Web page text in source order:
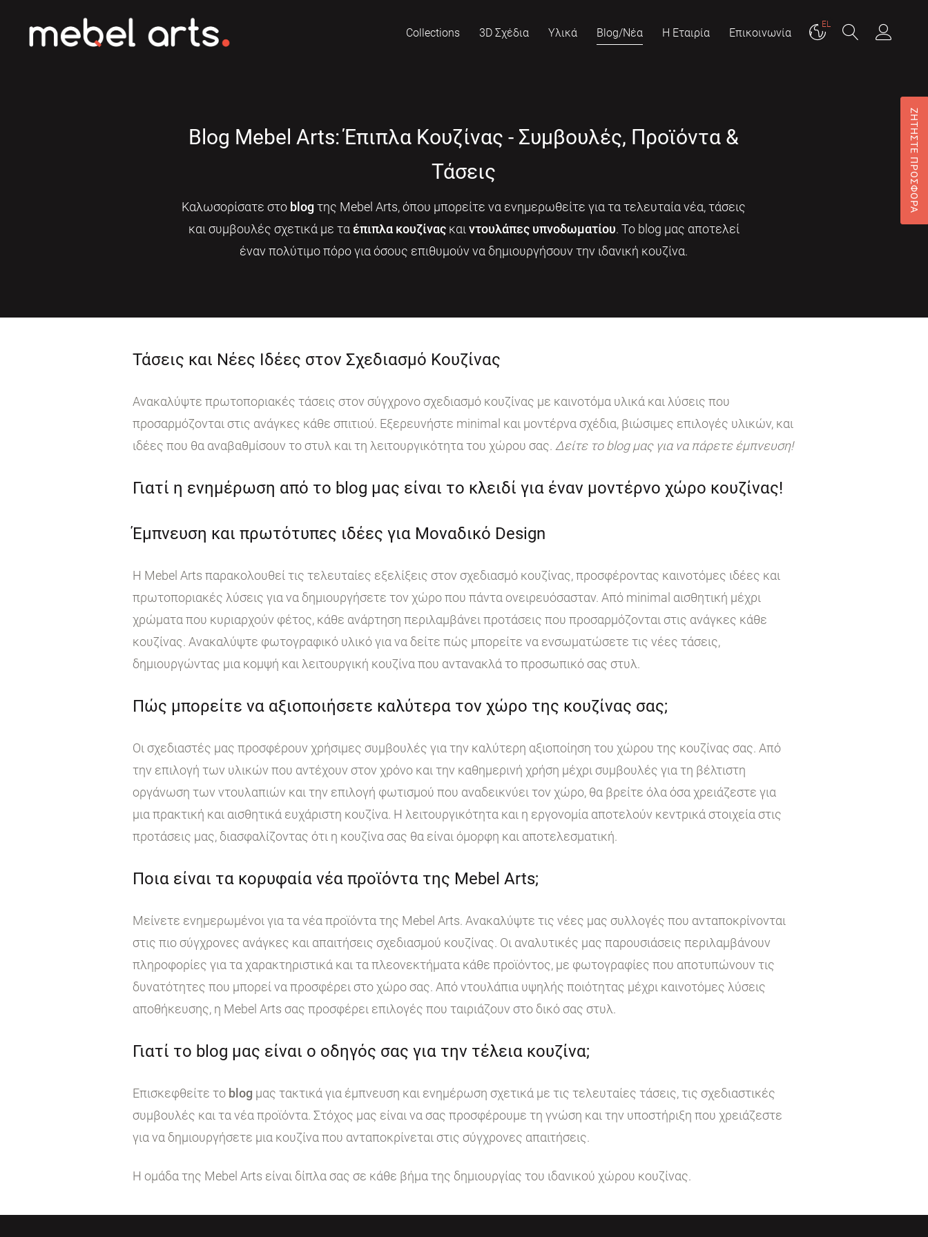
Collections 3D Σχέδια Υλικά Blog/Νέα Η Εταιρία Επικοινωνία
EL
Blog Mebel Arts: Έπιπλα Κουζίνας - Συμβουλές, Προϊόντα &
Τάσεις
Καλωσορίσατε στο blogτης Mebel Arts, όπου μπορείτε να ενημερωθείτε για τα τελευταία νέα, τάσεις
και συμβουλές σχετικά με τα έπιπλα κουζίναςκαι ντουλάπες υπνοδωματίου. Το blog μας αποτελεί
έναν πολύτιμο πόρο για όσους επιθυμούν να δημιουργήσουν την ιδανική κουζίνα.
Τάσεις και Νέες Ιδέες στον Σχεδιασμό Κουζίνας
Ανακαλύψτε πρωτοποριακές τάσεις στον σύγχρονο σχεδιασμό κουζίνας με καινοτόμα υλικά και λύσεις που
προσαρμόζονται στις ανάγκες κάθε σπιτιού. Εξερευνήστε minimal και μοντέρνα σχέδια, βιώσιμες επιλογές υλικών, και
ιδέες που θα αναβαθμίσουν το στυλ και τη λειτουργικότητα του χώρου σας. Δείτε το blog μας για να πάρετε έμπνευση!
Γιατί η ενημέρωση από το blog μας είναι το κλειδί για έναν μοντέρνο χώρο κουζίνας!
Έμπνευση και πρωτότυπες ιδέες για Μοναδικό Design
Η Mebel Arts παρακολουθεί τις τελευταίες εξελίξεις στον σχεδιασμό κουζίνας, προσφέροντας καινοτόμες ιδέες και
πρωτοποριακές λύσεις για να δημιουργήσετε τον χώρο που πάντα ονειρευόσασταν. Από minimal αισθητική μέχρι
χρώματα που κυριαρχούν φέτος, κάθε ανάρτηση περιλαμβάνει προτάσεις που προσαρμόζονται στις ανάγκες κάθε
κουζίνας. Ανακαλύψτε φωτογραφικό υλικό για να δείτε πώς μπορείτε να ενσωματώσετε τις νέες τάσεις,
δημιουργώντας μια κομψή και λειτουργική κουζίνα που αντανακλά το προσωπικό σας στυλ.
Πώς μπορείτε να αξιοποιήσετε καλύτερα τον χώρο της κουζίνας σας;
Οι σχεδιαστές μας προσφέρουν χρήσιμες συμβουλές για την καλύτερη αξιοποίηση του χώρου της κουζίνας σας. Από
την επιλογή των υλικών που αντέχουν στον χρόνο και την καθημερινή χρήση μέχρι συμβουλές για τη βέλτιστη
οργάνωση των ντουλαπιών και την επιλογή φωτισμού που αναδεικνύει τον χώρο, θα βρείτε όλα όσα χρειάζεστε για
μια πρακτική και αισθητικά ευχάριστη κουζίνα. Η λειτουργικότητα και η εργονομία αποτελούν κεντρικά στοιχεία στις
προτάσεις μας, διασφαλίζοντας ότι η κουζίνα σας θα είναι όμορφη και αποτελεσματική.
Ποια είναι τα κορυφαία νέα προϊόντα της Mebel Arts;
Μείνετε ενημερωμένοι για τα νέα προϊόντα της Mebel Arts. Ανακαλύψτε τις νέες μας συλλογές που ανταποκρίνονται
στις πιο σύγχρονες ανάγκες και απαιτήσεις σχεδιασμού κουζίνας. Οι αναλυτικές μας παρουσιάσεις περιλαμβάνουν
πληροφορίες για τα χαρακτηριστικά και τα πλεονεκτήματα κάθε προϊόντος, με φωτογραφίες που αποτυπώνουν τις
δυνατότητες που μπορεί να προσφέρει στο χώρο σας. Από ντουλάπια υψηλής ποιότητας μέχρι καινοτόμες λύσεις
αποθήκευσης, η Mebel Arts σας προσφέρει επιλογές που ταιριάζουν στο δικό σας στυλ.
Γιατί το blog μας είναι ο οδηγός σας για την τέλεια κουζίνα;
Επισκεφθείτε το blog μας τακτικά για έμπνευση και ενημέρωση σχετικά με τις τελευταίες τάσεις, τις σχεδιαστικές
συμβουλές και τα νέα προϊόντα. Στόχος μας είναι να σας προσφέρουμε τη γνώση και την υποστήριξη που χρειάζεστε
για να δημιουργήσετε μια κουζίνα που ανταποκρίνεται στις σύγχρονες απαιτήσεις.
Η ομάδα της Mebel Arts είναι δίπλα σας σε κάθε βήμα της δημιουργίας του ιδανικού χώρου κουζίνας.
ΖΗΤΗΣΤΕ ΠΡΟΣΦΟΡΑ